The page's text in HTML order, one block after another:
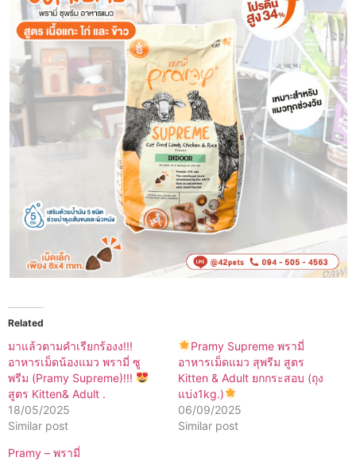
Related
มาแล้วตามคำเรียกร้องง!!!
อาหารเม็ดน้องแมว พรามี่ ซู
พรีม (Pramy Supreme)!!!
สูตร Kitten& Adult .
18/05/2025
Similar post
Pramy Supreme พรามี่
อาหารเม็ดแมว สุพรีม สูตร
Kitten & Adult ยกกระสอบ (ถุง
แบ่ง1kg.)
06/09/2025
Similar post
Pramy – พรามี่